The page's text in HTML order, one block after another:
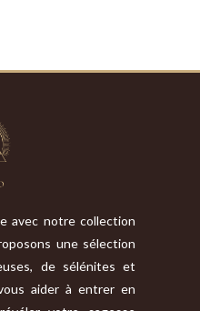
avec notre collection
une sélection
de sélénites et
aider à entrer en